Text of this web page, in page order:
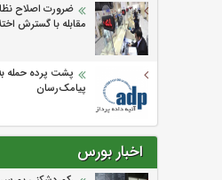
ضرورت اصلاح
مقابله با گسترش
پشت پرده حمله
پیامک‌رسان
اخبار بورس